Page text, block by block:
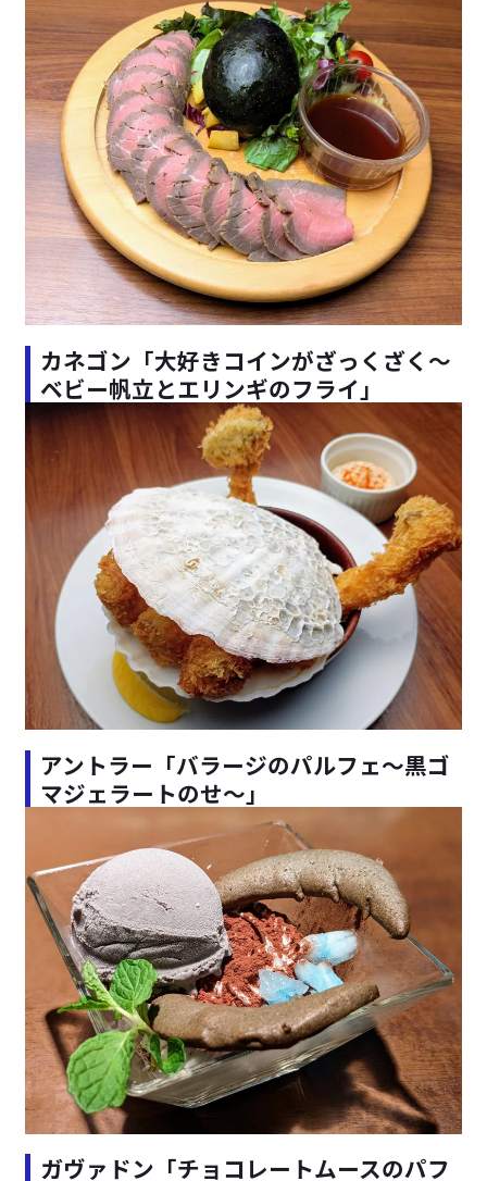
カネゴン「大好きコインがざっくざく～
ベビー帆立とエリンギのフライ」
アントラー「バラージのパルフェ～黒ゴ
マジェラートのせ～」
ガヴァドン「チョコレートムースのパフ